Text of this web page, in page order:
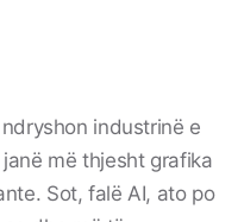
industrinë e
më thjesht grafika
Sot, falë AI, ato po